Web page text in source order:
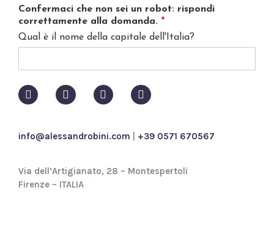
v
a
y
i
c
Confermaci che non sei un robot: rispondi
correttamente alla domanda. *
Qual è il nome della capitale dell'Italia?
info@alessandrobini.com +39 0571 670567
Via dell’Artigianato, 28 – Montespertoli
Firenze – ITALIA